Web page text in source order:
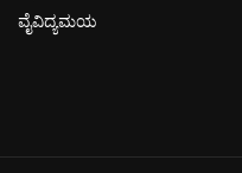
ವೈವಿದ್ಯಮಯ